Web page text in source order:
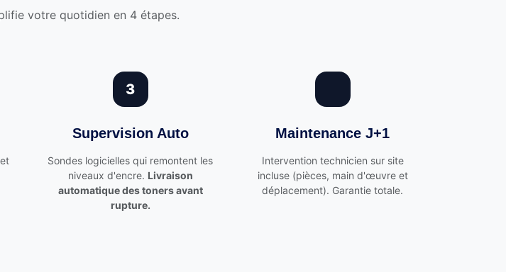
votre quotidien en 4 étapes.
3
Supervision Auto
Sondes logicielles qui remontent les
niveaux d'encre. Livraison
automatique des toners avant
rupture.
Maintenance J+1
Intervention technicien sur site
incluse (pièces, main d'œuvre et
déplacement). Garantie totale.